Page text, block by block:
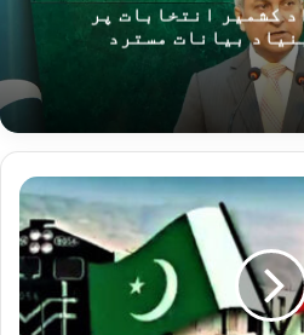
کشمیر انتخابات پر
بیانات مسترد